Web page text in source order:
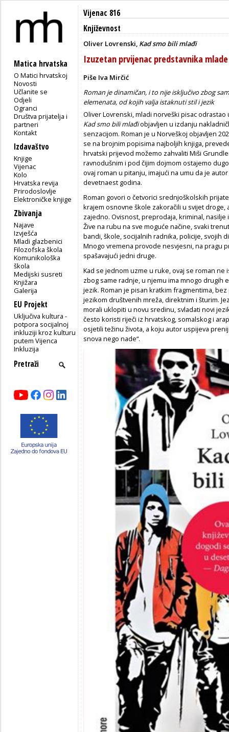
Matica hrvatska
O Matici hrvatskoj
Novosti
Učlanite se
Odjeli
Ogranci
Društva prijatelja i
partneri
Kontakt
Izdavaštvo
Knjige
Vijenac
Kolo
Hrvatska revija
Prirodoslovlje
Elektroničke knjige
Zbivanja
Najave
Izvješća
Mladi glazbenici
Filozofska škola
Komunikološka
škola
Medijski susreti
Knjižara
Galerija
EU Projekt
Uključiva kultura -
potpora socijalnoj
inkluziji kroz kulturu
putem Vijenca
Inkluzija
Vijenac 816
Književnost
Oliver Lovrenski, Kad smo bili mlađi
Izuzetan prvijenac predstavnika
Piše Iva Mirčić
Roman je dinamičan, i to nije isključivo zbog
elemenata, od kojih valja istaknuti stil i jezik
Oliver Lovrenski, mladi norveški pisac
Kad smo bili mlađiobjavljen u izdanju
senzacijom. Roman je u Norveškoj objavljen
se na brojnim popisima najboljih knjiga,
hrvatski prijevod možemo zahvaliti Miši
ravnodušnim i pod čijim dojmom ostajemo
ovaj roman u pitanju, imajući na umu da je
devetnaest godina.
Roman govori o četvorici srednjoškolskih
krajem osnovne škole zakoračili u svijet
zajedno. Ovisnost, preprodaja, kriminal,
Žive na rubu na sve moguće načine, svaki
bandi, škole, socijalnih radnika, policije, svojih
Mnogo vremena provode nesvjesni, na pragu
spašavajući jedni druge.
Kad se jednom uzme u ruke, ovaj se roman ne
zbog same radnje, u njemu ima mnogo drugih
jezik. Roman je pisan kratkim fragmentima,
jezikom društvenih mreža, direktnim i šturim.
morali uklopiti u novu sredinu, svladati novi
često koristi riječi iz hrvatskog, somalskog i
osjetili težinu života, a koju autor uspijeva
snova nego nade“.